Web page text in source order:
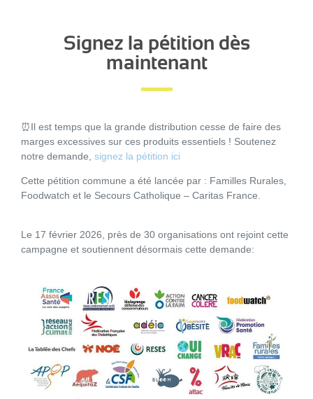
Signez la pétition dès
maintenant
⏰Il est temps que la grande distribution cesse de faire des
marges excessives sur ces produits essentiels ! Soutenez
notre demande, signez la pétition ici
Cette pétition commune a été lancée par : Familles Rurales,
Foodwatch et le Secours Catholique – Caritas France.
Le 17 février 2026, près de 30 organisations ont rejoint cette
campagne et soutiennent désormais cette demande: